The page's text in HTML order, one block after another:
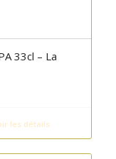
33cl – La
les détails